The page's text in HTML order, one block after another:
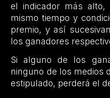
el indicador más
mismo tiempo y
premio, y así
los ganadores
Si alguno de los
ninguno de los medios
estipulado, perderá el